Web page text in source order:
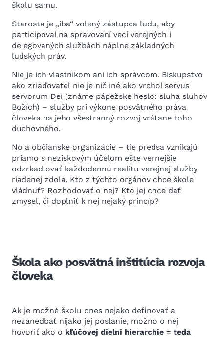
školu samu.
Starosta je „iba“ volený zástupca ľudu, aby
participoval na spravovaní vecí verejných i
delegovaných službách náplne základných
ľudských práv.
Nie je ich vlastníkom ani ich správcom. Biskupstvo
ako zriaďovateľ nie je nič iné ako vrchol servus
servorum Dei (známe pápežske heslo: sluha sluhov
Božích) – služby pri výkone posvätného práva
človeka na jeho všestranný rozvoj vrátane toho
duchovného.
No a občianske organizácie – tie predsa vznikajú
priamo s neziskovým účelom ešte vernejšie
odzrkadlovať každodennú realitu verejnej služby
riadenej zdola. Kto z týchto orgánov chce škole
vládnuť? Rozhodovať o nej? Kto jej chce dať
zmysel, či doplniť k nej nejaký princíp?
Škola ako posvätná inštitúcia rozvoja
človeka
Ak je možné školu dnes nejako definovať a
nezanedbať nijako jej poslanie, možno o nej
hovoriť ako o kľúčovej dielni hierarchie = teda